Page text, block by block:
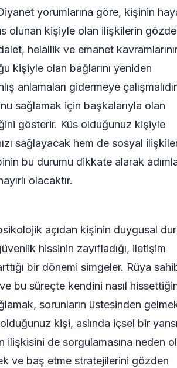
yorumlarına göre, kişinin
olunan kişiyle olan ilişkilerin
helallik ve emanet
kişiyle olan bağlarını yeniden
anlamaları gidermeye
sağlamak için başkalarıyla olan
gösterir. Küs olduğunuz kişiyle
sağlayacak hem de sosyal
bu durumu dikkate alarak
olacaktır.
açıdan kişinin duygusal
hissinin zayıfladığı, iletişim
bir dönemi simgeler. Rüya
bu süreçte kendini nasıl
sorunların üstesinden
kişi, aslında içsel bir
de sorgulamasına neden
ve baş etme stratejilerini gözden